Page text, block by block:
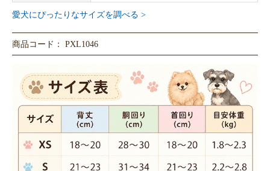
愛犬にぴったりなサイズを調べる >
商品コード： PXL1046